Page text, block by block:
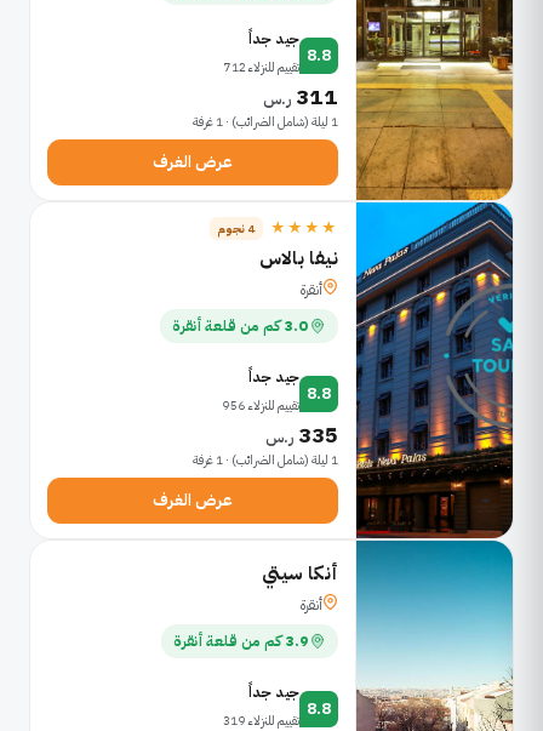
8.8
جيد جداً
تقييم للنزلاء 712
311 ر.س
1 ليلة (شامل الضرائب) · 1 غرفة
عرض الغرف
★★★★ 4 نجوم
نيفا بالاس
أنقرة
3.0 كم من قلعة أنقرة
8.8
جيد جداً
تقييم للنزلاء 956
335 ر.س
1 ليلة (شامل الضرائب) · 1 غرفة
عرض الغرف
أنكا سيتي
أنقرة
3.9 كم من قلعة أنقرة
8.8
جيد جداً
تقييم للنزلاء 319